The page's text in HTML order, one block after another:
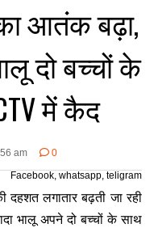
आतंक बढ़ा,
दो बच्चों के
में कैद
am
0
Facebook, whatsapp, teligram
लगातार बढ़ती जा रही
भालू अपने दो बच्चों के साथ